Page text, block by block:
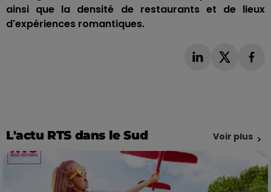
ainsi que la densité de restaurants et de lieux
d'expériences romantiques.
L'actu RTS dans le Sud Voir plus